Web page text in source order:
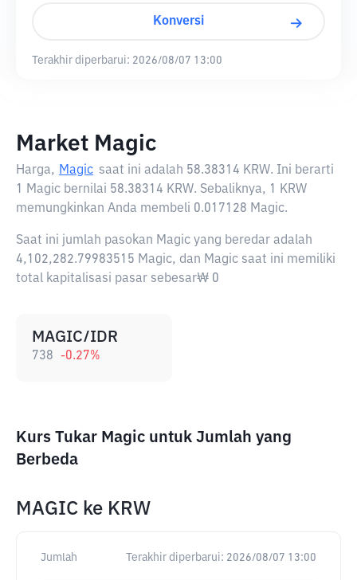
Konversi
Terakhir diperbarui: 2026/08/07 13:00
Market Magic
Harga, Magic saat ini adalah 58.38314 KRW. Ini berarti
1 Magic bernilai 58.38314 KRW. Sebaliknya, 1 KRW
memungkinkan Anda membeli 0.017128 Magic.
Saat ini jumlah pasokan Magic yang beredar adalah
4,102,282.79983515 Magic, dan Magic saat ini memiliki
total kapitalisasi pasar sebesar₩ 0
MAGIC/IDR
738 -0.27%
Kurs Tukar Magic untuk Jumlah yang
Berbeda
MAGIC ke KRW
Jumlah Terakhir diperbarui: 2026/08/07 13:00